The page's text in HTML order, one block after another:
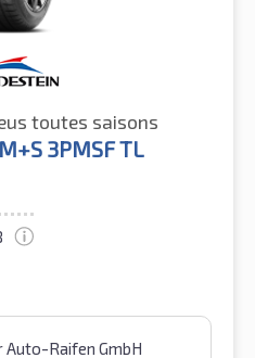
toutes saisons
3PMSF TL
Auto-Raifen GmbH